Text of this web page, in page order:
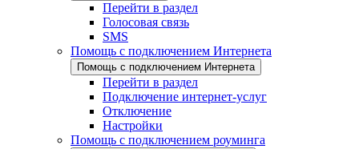
Перейти в раздел
Голосовая связь
SMS
Помощь с подключением Интернета
Помощь с подключением Интернета
Перейти в раздел
Подключение интернет-услуг
Отключение
Настройки
Помощь с подключением роуминга